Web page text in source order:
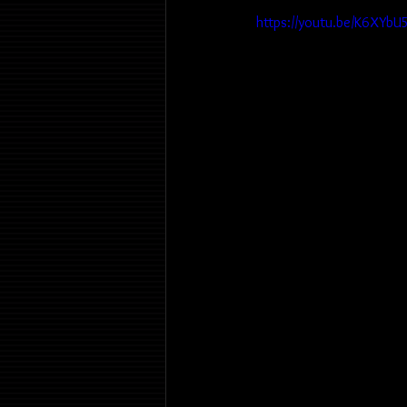
https://youtu.be/